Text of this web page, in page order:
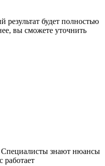
будет полностью
вы сможете уточнить
Специалисты знают нюансы
работает